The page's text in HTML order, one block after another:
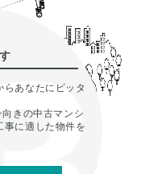
らあなたにピッタ
きの中古マンシ
事に適した物件を